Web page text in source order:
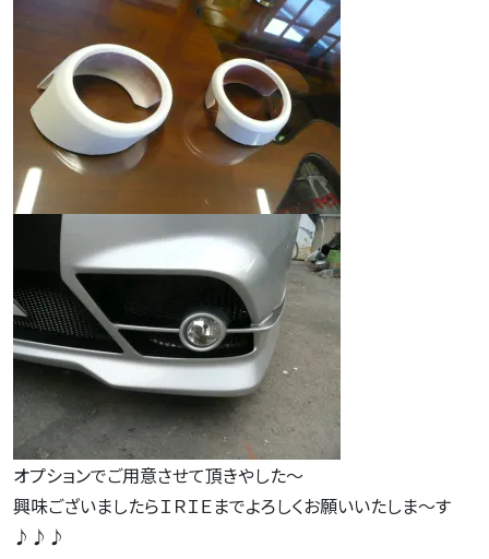
オプションでご用意させて頂きやした～
興味ございましたらＩＲＩＥまでよろしくお願いいたしま～す
♪♪♪